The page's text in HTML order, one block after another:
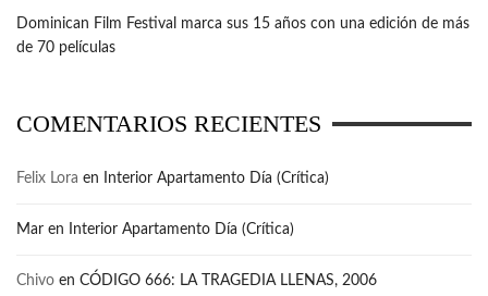
Dominican Film Festival marca sus 15 años con una edición de más
de 70 películas
COMENTARIOS RECIENTES
Felix Lora en Interior Apartamento Día (Crítica)
Mar en Interior Apartamento Día (Crítica)
Chivo en CÓDIGO 666: LA TRAGEDIA LLENAS, 2006